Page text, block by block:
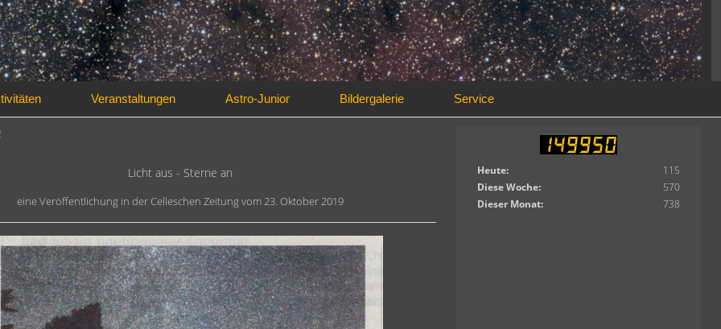
Veranstaltungen Astro-Junior Bildergalerie Service
Licht aus - Sterne an
eine Veröffentlichung in der Celleschen Zeitung vom 23. Oktober 2019
Heute:
115
Diese Woche:
570
Dieser Monat:
738